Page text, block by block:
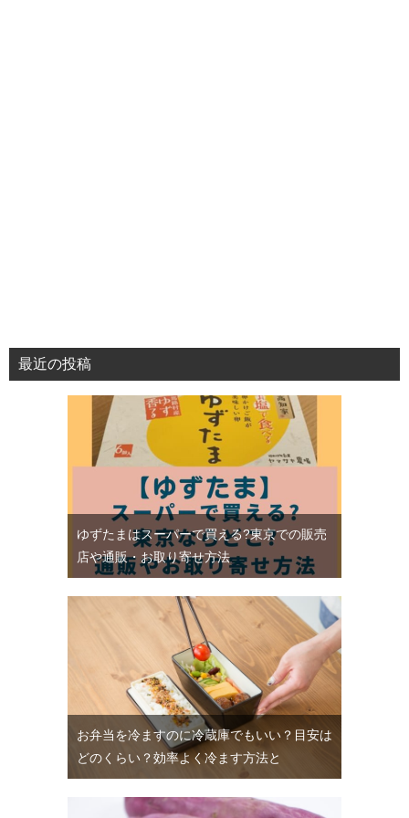
最近の投稿
ゆずたまはスーパーで買える?東京での販売
店や通販・お取り寄せ方法
お弁当を冷ますのに冷蔵庫でもいい？目安は
どのくらい？効率よく冷ます方法と